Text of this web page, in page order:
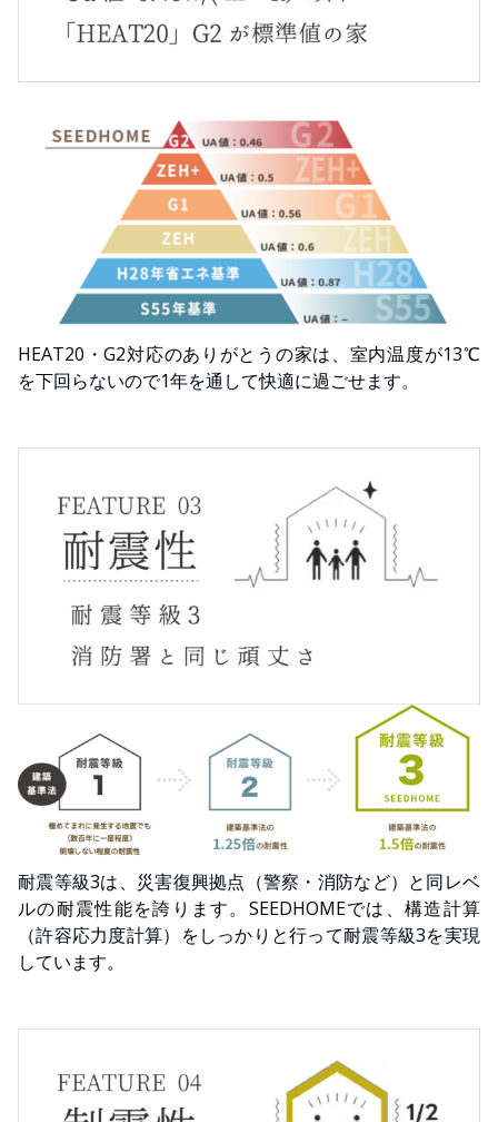
HEAT20・G2対応のありがとうの家は、室内温度が13℃
を下回らないので1年を通して快適に過ごせます。
耐震等級3は、災害復興拠点（警察・消防など）と同レベ
ルの耐震性能を誇ります。SEEDHOMEでは、構造計算
（許容応力度計算）をしっかりと行って耐震等級3を実現
しています。